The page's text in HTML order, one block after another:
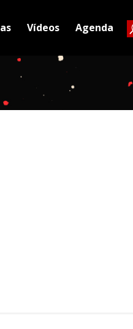
Vídeos Agenda